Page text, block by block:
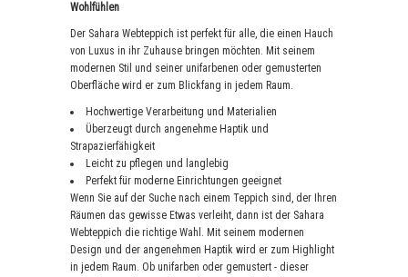
Wohlfühlen
Der Sahara Webteppich ist perfekt für alle, die einen Hauch
von Luxus in ihr Zuhause bringen möchten. Mit seinem
modernen Stil und seiner unifarbenen oder gemusterten
Oberfläche wird er zum Blickfang in jedem Raum.
Hochwertige Verarbeitung und Materialien
Überzeugt durch angenehme Haptik und
Strapazierfähigkeit
Leicht zu pflegen und langlebig
Perfekt für moderne Einrichtungen geeignet
Wenn Sie auf der Suche nach einem Teppich sind, der Ihren
Räumen das gewisse Etwas verleiht, dann ist der Sahara
Webteppich die richtige Wahl. Mit seinem modernen
Design und der angenehmen Haptik wird er zum Highlight
in jedem Raum. Ob unifarben oder gemustert - dieser